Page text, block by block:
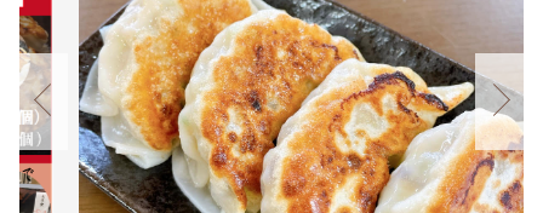
ショッピングを続ける
カートを確認する
ショッピングガイド
ブログ
冷凍餃子
「seira」×「土竜」コラボ商品
ギフト
子カテゴリ
価格帯
～